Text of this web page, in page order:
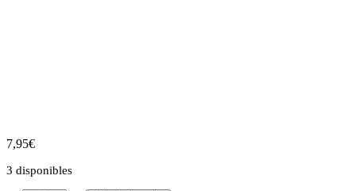
7,95€
3 disponibles